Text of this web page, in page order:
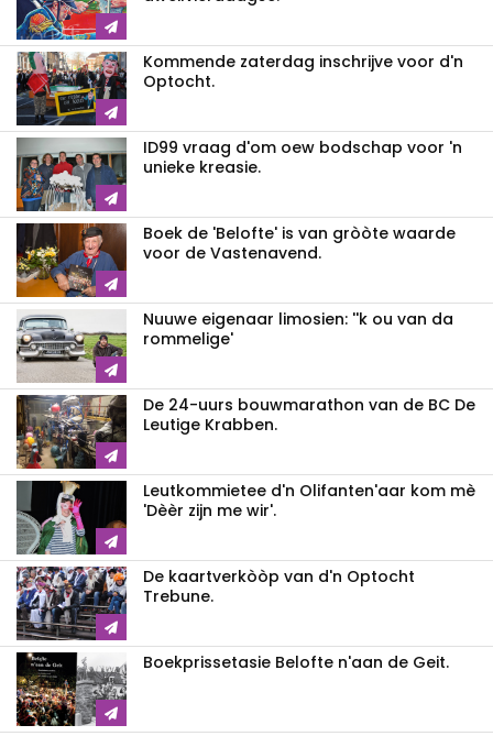
Kommende zaterdag inschrijve voor d'n
Optocht.
ID99 vraag d'om oew bodschap voor 'n
unieke kreasie.
Boek de 'Belofte' is van gròòte waarde
voor de Vastenavend.
Nuuwe eigenaar limosien: ''k ou van da
rommelige'
De 24-uurs bouwmarathon van de BC De
Leutige Krabben.
Leutkommietee d'n Olifanten'aar kom mè
'Dèèr zijn me wir'.
De kaartverkòòp van d'n Optocht
Trebune.
Boekprissetasie Belofte n'aan de Geit.